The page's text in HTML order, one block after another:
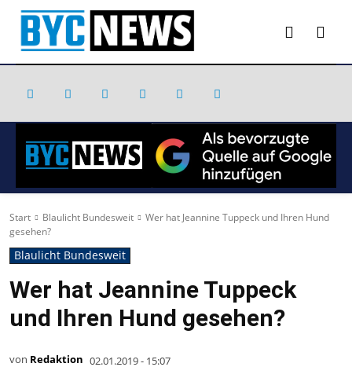
Start Blaulicht Bundesweit
Wer hat Jeannine Tuppeck und Ihren Hund
gesehen?
Blaulicht Bundesweit
Wer hat Jeannine Tuppeck
und Ihren Hund gesehen?
von Redaktion 02.01.2019 - 15:07